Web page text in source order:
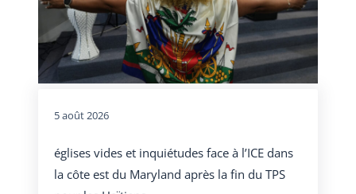
5 août 2026
églises vides et inquiétudes face à l’ICE dans
la côte est du Maryland après la fin du TPS